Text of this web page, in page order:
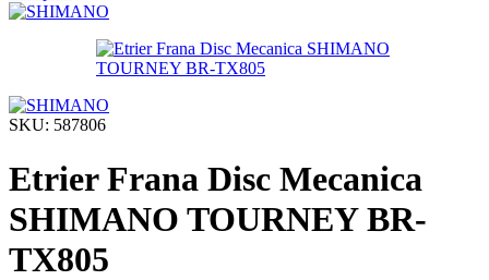
SKU: 587806
Etrier Frana Disc Mecanica
SHIMANO TOURNEY BR-
TX805